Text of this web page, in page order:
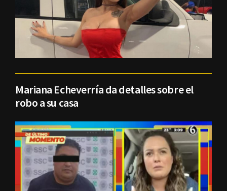
Mariana Echeverría da detalles sobre el
robo a su casa